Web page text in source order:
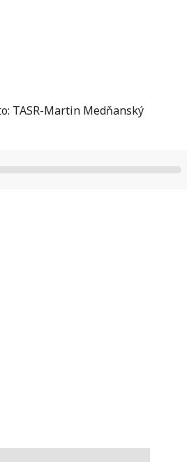
TASR-Martin Medňanský